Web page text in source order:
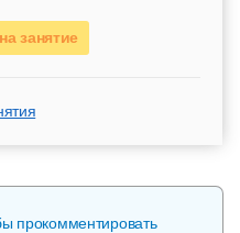
занятие
прокомментировать